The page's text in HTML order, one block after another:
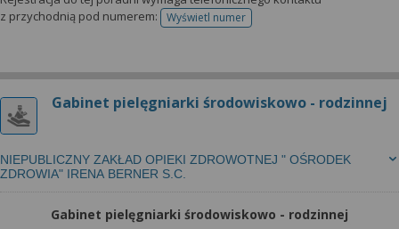
z przychodnią pod numerem:
Wyświetl numertelefonu do rejestracji
Gabinet pielęgniarki środowiskowo - rodzinnej
NIEPUBLICZNY ZAKŁAD OPIEKI ZDROWOTNEJ " OŚRODEK
ZDROWIA" IRENA BERNER S.C.
Gabinet pielęgniarki środowiskowo - rodzinnej